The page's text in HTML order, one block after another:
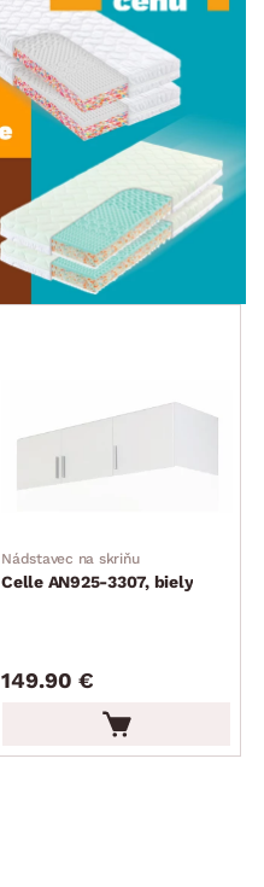
Nádstavec na skriňu
Celle AN925-3307, biely
149.90 €